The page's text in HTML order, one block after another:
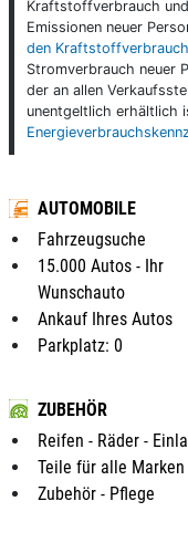
Kraftstoffverbrauch
Emissionen neuer
den Kraftstoffverbrauch
Stromverbrauch neuer
der an allen
unentgeltlich erhältlich
AUTOMOBILE
Fahrzeugsuche
15.000 Autos - Ihr
Wunschauto
Ankauf Ihres Autos
Parkplatz: 0
ZUBEHÖR
Reifen - Räder -
Teile für alle Marken
Zubehör - Pflege